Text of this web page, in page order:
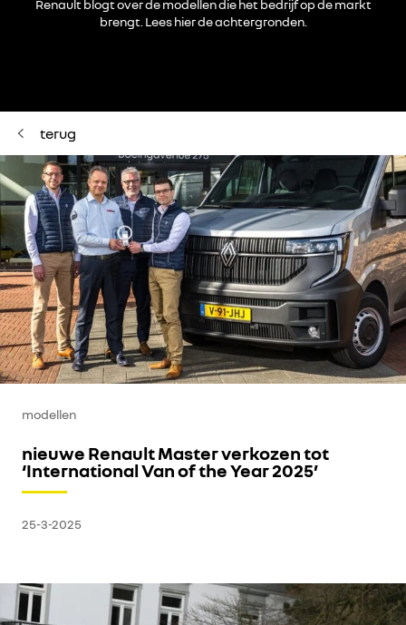
modellen
concept cars
elektrisch rijden
Renault blogt over de modellen die het bedrijf op de markt
brengt. Lees hier de achtergronden.
terug
modellen
nieuwe Renault Master verkozen tot
‘International Van of the Year 2025’
25-3-2025